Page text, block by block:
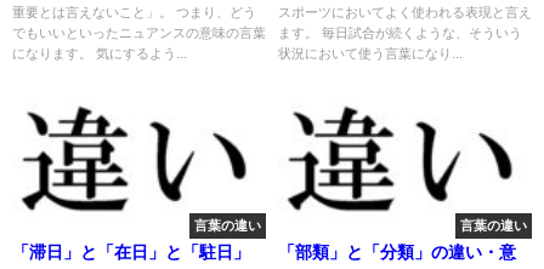
重要とは言えないこと」。 つまり、どう
でもいいといったニュアンスの意味の言葉
になります。 気にするよう...
スポーツにおいてよく使われる表現と言え
ます。 毎日試合が続くような、そういう
状況において使う言葉になり...
言葉の違い
「滞日」と「在日」と「駐日」
言葉の違い
「部類」と「分類」の違い・意